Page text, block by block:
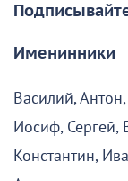
Именинники
Василий,
Иосиф, Сергей,
Константин,